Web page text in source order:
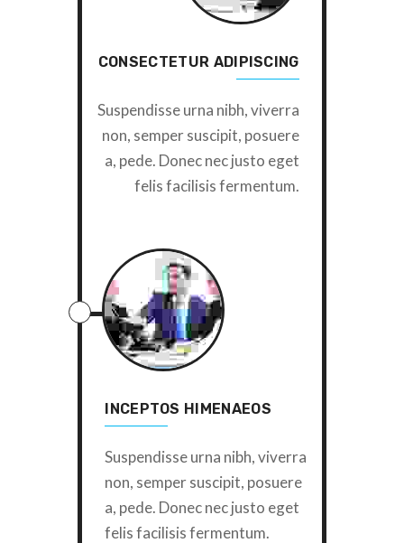
CONSECTETUR ADIPISCING
Suspendisse urna nibh, viverra
non, semper suscipit, posuere
a, pede. Donec nec justo eget
felis facilisis fermentum.
INCEPTOS HIMENAEOS
Suspendisse urna nibh, viverra
non, semper suscipit, posuere
a, pede. Donec nec justo eget
felis facilisis fermentum.